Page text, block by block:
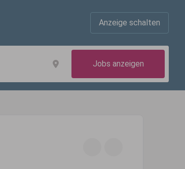
Anzeige schalten
Jobs anzeigen